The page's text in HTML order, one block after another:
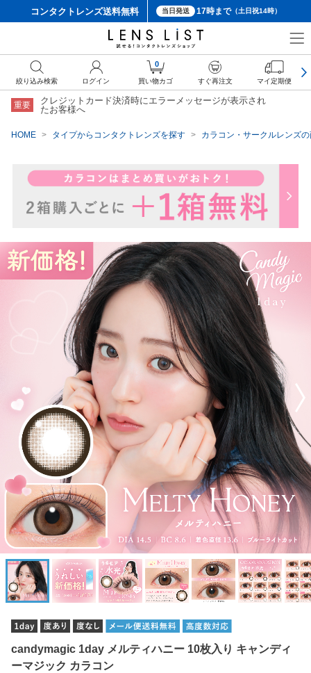
コンタクトレンズ送料無料 当日発送 17時まで（土日祝14時）
重要
クレジットカード決済時にエラーメッセージが表示され
たお客様へ
HOME タイプからコンタクトレンズを探す カラコン・サークルレンズ
candymagic 1day メルティハニー 10枚入り キャンディ
ーマジック カラコン
絞り込み検索 ログイン
0
買い物カゴ すぐ再注文 マイ定期便
クーポン詳細